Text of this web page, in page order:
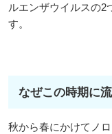
ルエンザウイルスの2
す。
なぜこの時期に
秋から春にかけてノ